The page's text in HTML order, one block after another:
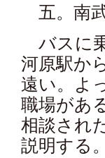
五。南武
バスに
河原駅か
遠い。よ
職場があ
相談され
説明する。